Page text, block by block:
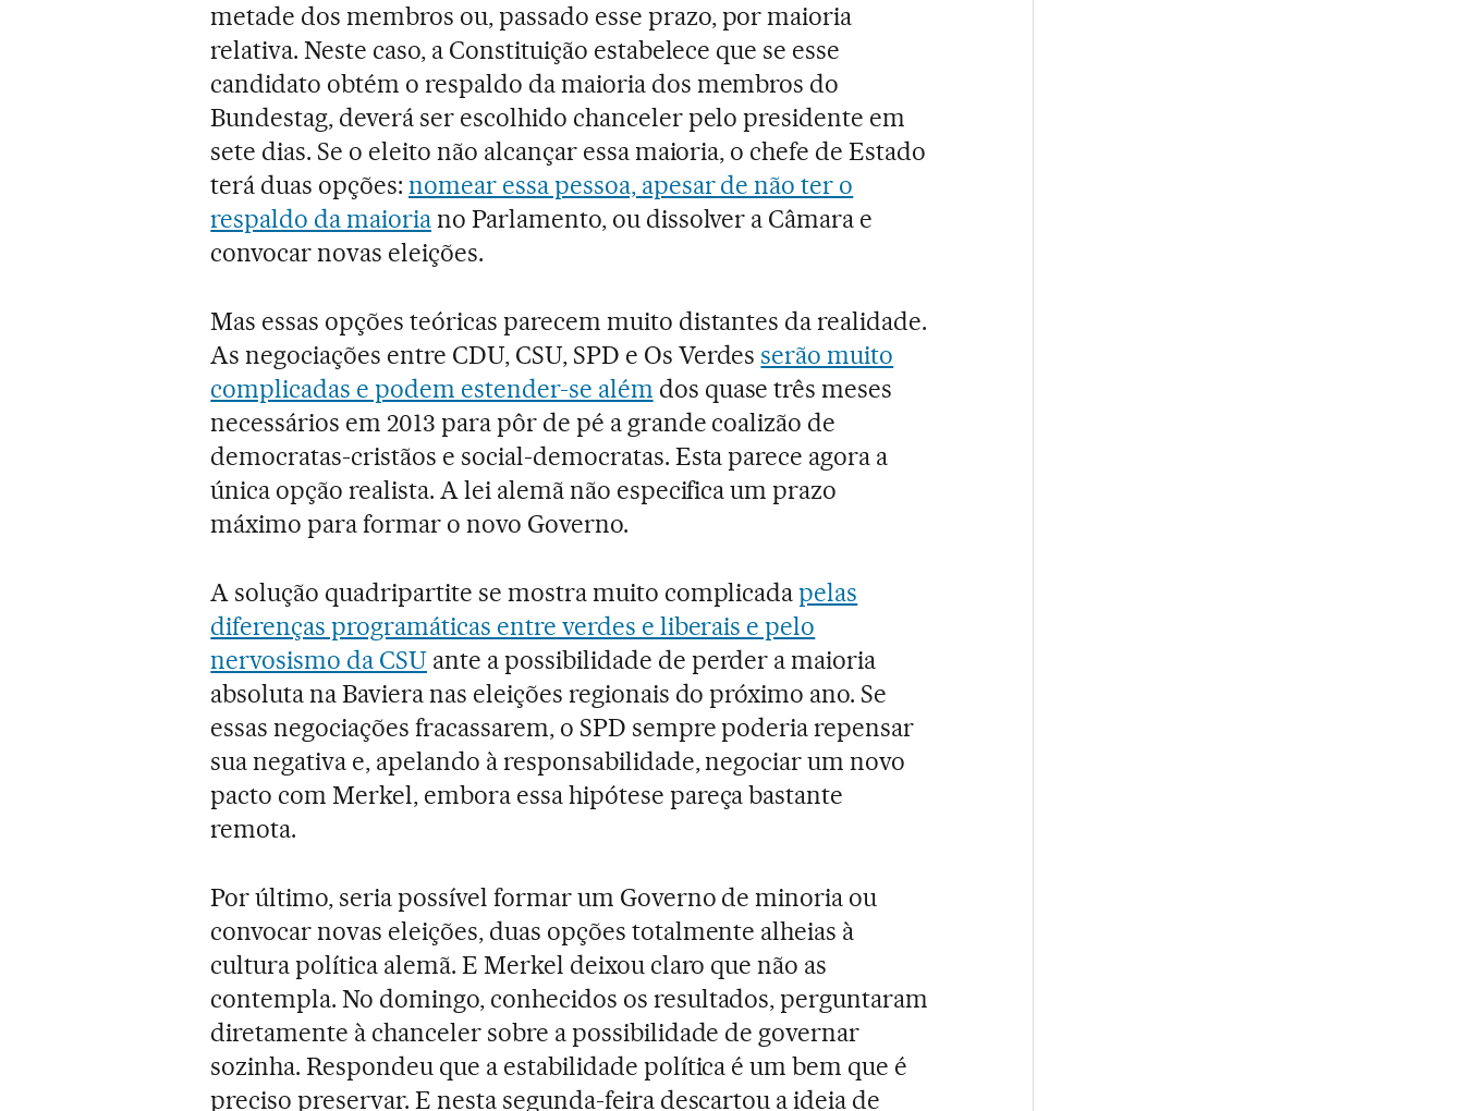
metade dos membros ou, passado esse prazo, por maioria
relativa. Neste caso, a Constituição estabelece que se esse
candidato obtém o respaldo da maioria dos membros do
Bundestag, deverá ser escolhido chanceler pelo presidente em
sete dias. Se o eleito não alcançar essa maioria, o chefe de Estado
terá duas opções: nomear essa pessoa, apesar de não ter o
respaldo da maioriano Parlamento, ou dissolver a Câmara e
convocar novas eleições.
Mas essas opções teóricas parecem muito distantes da realidade.
As negociações entre CDU, CSU, SPD e Os Verdesserão muito
complicadas e podem estender-se além dos quase três meses
necessários em 2013 para pôr de pé a grande coalizão de
democratas-cristãos e social-democratas. Esta parece agora a
única opção realista. A lei alemã não especifica um prazo
máximo para formar o novo Governo.
A solução quadripartite se mostra muito complicadapelas
diferenças programáticas entre verdes e liberais e pelo
nervosismo da CSU ante a possibilidade de perder a maioria
absoluta na Baviera nas eleições regionais do próximo ano. Se
essas negociações fracassarem, o SPD sempre poderia repensar
sua negativa e, apelando à responsabilidade, negociar um novo
pacto com Merkel, embora essa hipótese pareça bastante
remota.
Por último, seria possível formar um Governo de minoria ou
convocar novas eleições, duas opções totalmente alheias à
cultura política alemã. E Merkel deixou claro que não as
contempla. No domingo, conhecidos os resultados, perguntaram
diretamente à chanceler sobre a possibilidade de governar
sozinha. Respondeu que a estabilidade política é um bem que é
preciso preservar. E nesta segunda-feira descartou a ideia de